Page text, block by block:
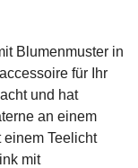
Blumenmuster in
für Ihr
und hat
an einem
einem Teelicht
mit